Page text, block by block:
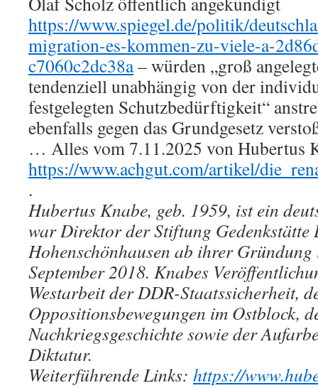
https://www.spiegel.de/politik/
migration-es-kommen-zu-viele-a-
c7060c2dc38a– würden „groß
tendenziell unabhängig von der
festgelegten Schutzbedürftigkeit“
ebenfalls gegen das Grundgesetz
… Alles vom 7.11.2025 von Hubertus
https://www.achgut.com/artikel/
.
Hubertus Knabe, geb. 1959, ist ein
war Direktor der Stiftung Gedenkstätte
Hohenschönhausen ab ihrer
September 2018. Knabes
Westarbeit der DDR-Staatssicherheit,
Oppositionsbewegungen im Ostblock,
Nachkriegsgeschichte sowie der
Diktatur.
Weiterführende Links: https://